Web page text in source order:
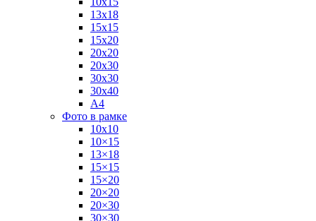
13х18
15х15
15х20
20х20
20х30
30х30
30х40
А4
Фото в рамке
10х10
10×15
13×18
15×15
15×20
20×20
20×30
30×30